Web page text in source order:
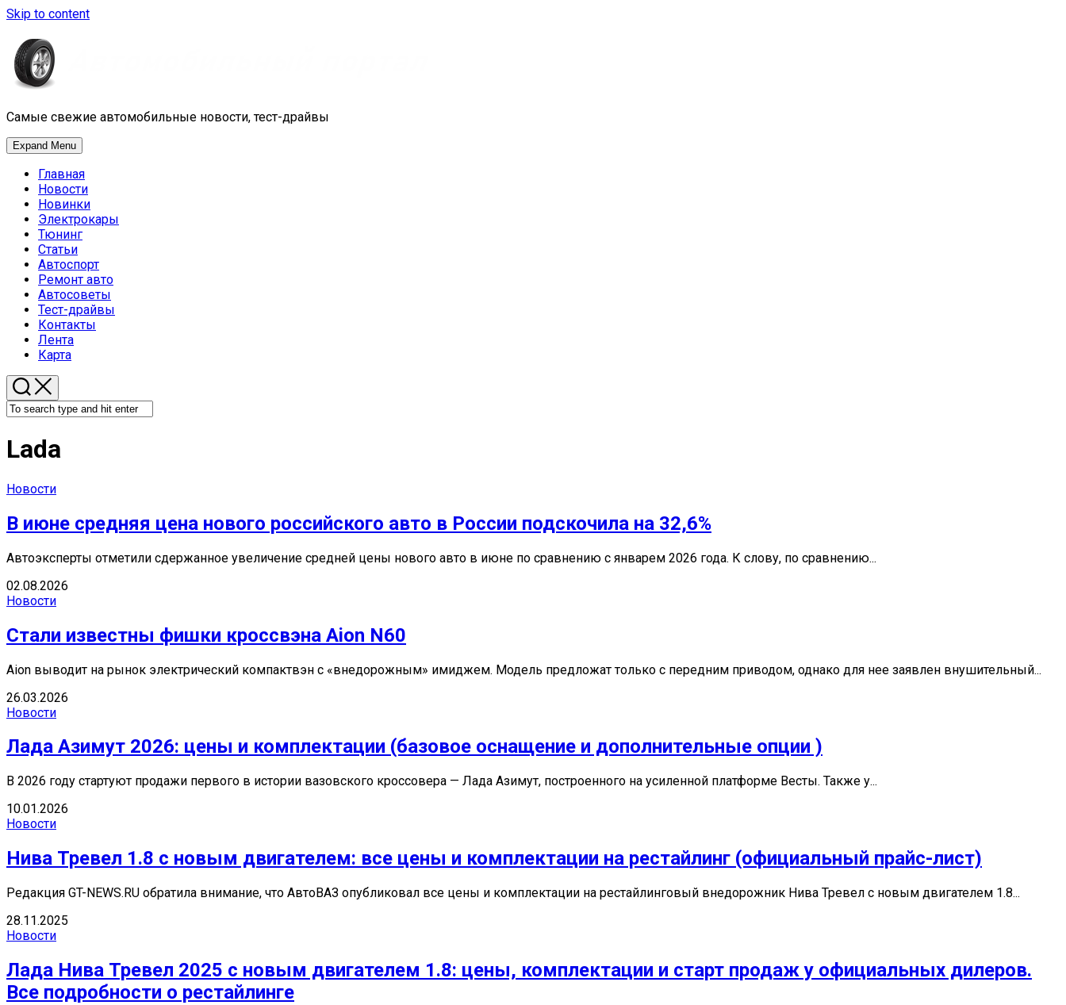
Skip to content
Самые свежие автомобильные новости, тест-драйвы
Expand Menu
Главная
Новости
Новинки
Электрокары
Тюнинг
Статьи
Автоспорт
Ремонт авто
Автосоветы
Тест-драйвы
Контакты
Лента
Карта
Lada
Новости
В июне средняя цена нового российского авто в России подскочила на 32,6%
Автоэксперты отметили сдержанное увеличение средней цены нового авто в июне по сравнению с январем 2026 года. К слову, по сравнению...
02.08.2026
Новости
Стали известны фишки кроссвэна Aion N60
Aion выводит на рынок электрический компактвэн с «внедорожным» имиджем. Модель предложат только с передним приводом, однако для нее заявлен внушительный...
26.03.2026
Новости
Лада Азимут 2026: цены и комплектации (базовое оснащение и дополнительные опции )
В 2026 году стартуют продажи первого в истории вазовского кроссовера — Лада Азимут, построенного на усиленной платформе Весты. Также у...
10.01.2026
Новости
Нива Тревел 1.8 с новым двигателем: все цены и комплектации на рестайлинг (официальный прайс-лист)
Редакция GT-NEWS.RU обратила внимание, что АвтоВАЗ опубликовал все цены и комплектации на рестайлинговый внедорожник Нива Тревел с новым двигателем 1.8...
28.11.2025
Новости
Лада Нива Тревел 2025 с новым двигателем 1.8: цены, комплектации и старт продаж у официальных дилеров.
Все подробности о рестайлинге